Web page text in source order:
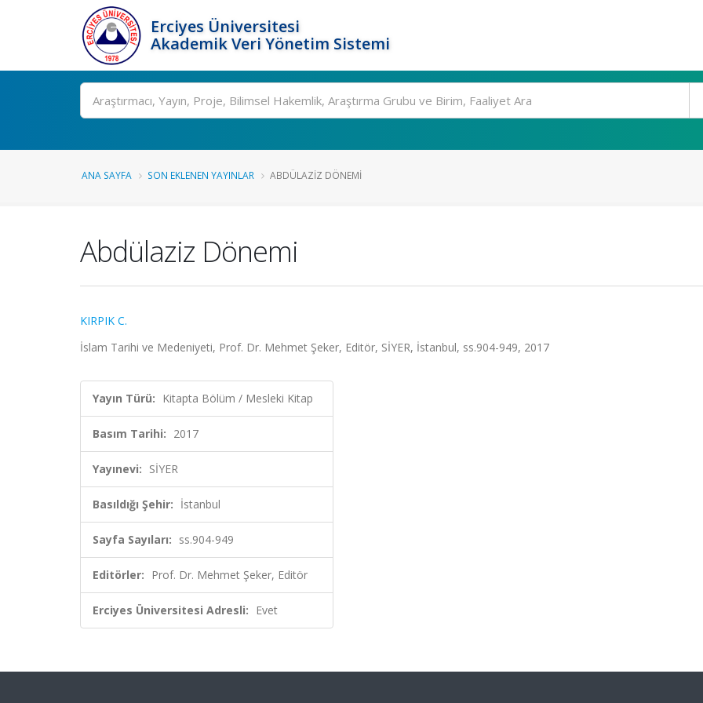
Erciyes Üniversitesi
Akademik Veri Yönetim Sistemi
Ara
ANA SAYFA SON EKLENEN YAYINLAR ABDÜLAZIZ DÖNEMI
Abdülaziz Dönemi
KIRPIK C.
İslam Tarihi ve Medeniyeti, Prof. Dr. Mehmet Şeker, Editör, SİYER, İstanbul, ss.904-949, 2017
Yayın Türü: Kitapta Bölüm / Mesleki Kitap
Basım Tarihi: 2017
Yayınevi: SİYER
Basıldığı Şehir: İstanbul
Sayfa Sayıları: ss.904-949
Editörler: Prof. Dr. Mehmet Şeker, Editör
Erciyes Üniversitesi Adresli: Evet